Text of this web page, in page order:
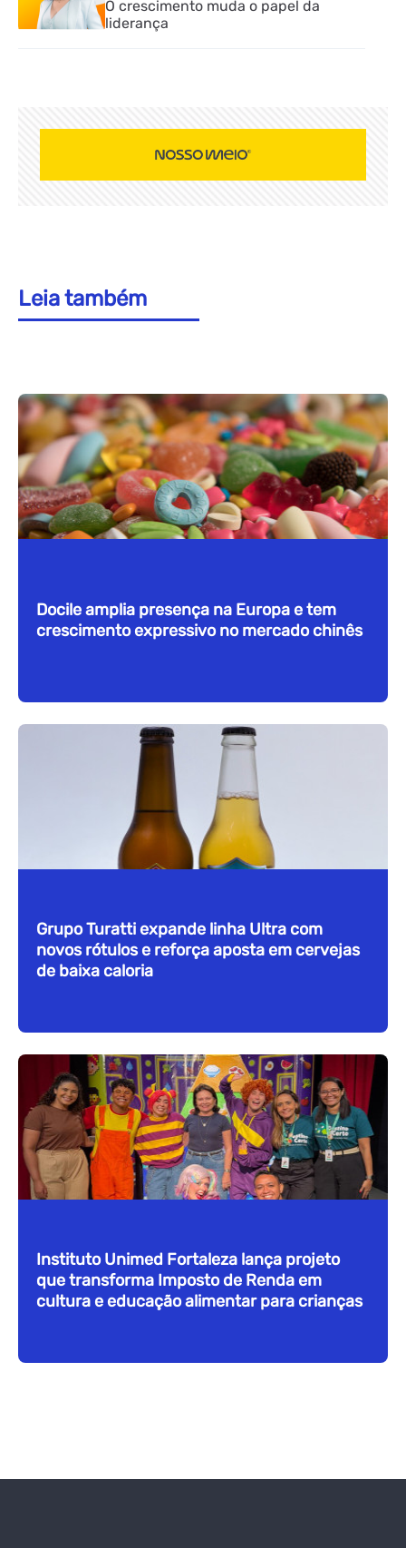
O crescimento muda o papel da
liderança
Leia também
Docile amplia presença na Europa e tem
crescimento expressivo no mercado chinês
Grupo Turatti expande linha Ultra com
novos rótulos e reforça aposta em cervejas
de baixa caloria
Instituto Unimed Fortaleza lança projeto
que transforma Imposto de Renda em
cultura e educação alimentar para crianças